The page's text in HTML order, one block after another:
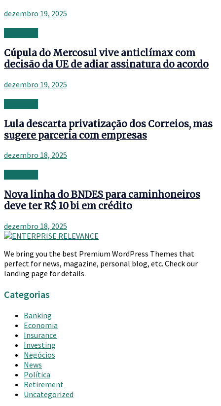
dezembro 19, 2025
Cúpula do Mercosul vive anticlímax com
decisão da UE de adiar assinatura do acordo
dezembro 19, 2025
Lula descarta privatização dos Correios, mas
sugere parceria com empresas
dezembro 18, 2025
Nova linha do BNDES para caminhoneiros
deve ter R$ 10 bi em crédito
dezembro 18, 2025
We bring you the best Premium WordPress Themes that
perfect for news, magazine, personal blog, etc. Check our
landing page for details.
Categorias
Banking
Economia
Insurance
Investing
Negócios
News
Política
Retirement
Uncategorized